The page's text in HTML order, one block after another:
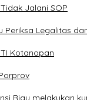
Jalani SOP
Periksa Legalitas
Kotanopan
Riau